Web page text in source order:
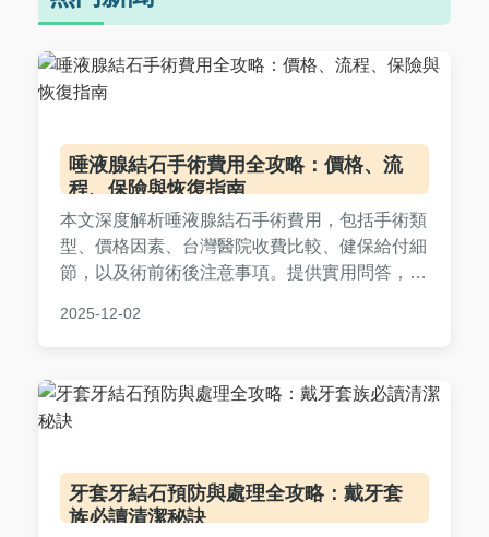
唾液腺結石手術費用全攻略：價格、流
程、保險與恢復指南
本文深度解析唾液腺結石手術費用，包括手術類
型、價格因素、台灣醫院收費比較、健保給付細
節，以及術前術後注意事項。提供實用問答，幫
點，解決所有相關疑問。
2025-12-02
牙套牙結石預防與處理全攻略：戴牙套
族必讀清潔秘訣